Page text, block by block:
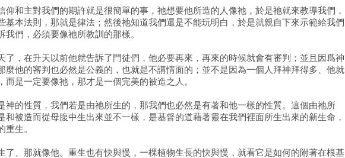
仰和主對我們的期許就是很簡單的事，祂想要他所造的人像祂，於是祂就來教導我們，
基本法則，那就是律法；然後祂知道我們還是不能玩明白，於是就親自下來示範給我們
我們，必須要像祂所教訓的那樣。
了，在升天以前他就告訴了門徒們，他必要再來，再來的時候就會有審判；並且因爲神
麼他的審判也必然是公義的，也就是不講情面的；並不是因為一個人拜神拜得多、他就
而是一定要像祂，那才是一個完美的被造之人。
神的性質，我們若是由祂所生的，那我們也必然是有著和他一樣的性質。這個由祂所
和被造而從母腹中生出來並不一樣，是基督的道藉著靈在我們裡面所生出來的新生命，
重生。
了、那就像他。重生也有快與慢，一棵植物生長的快與慢，就看它是如何的附著在根基